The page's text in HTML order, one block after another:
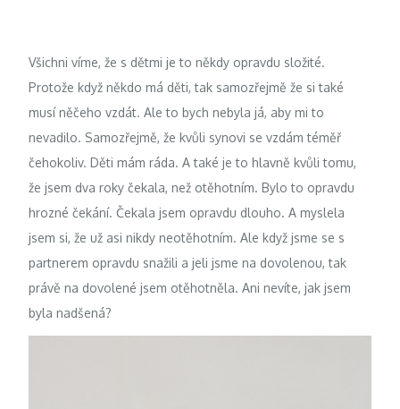
Všichni víme, že s dětmi je to někdy opravdu složité.
Protože když někdo má děti, tak samozřejmě že si také
musí něčeho vzdát. Ale to bych nebyla já, aby mi to
nevadilo. Samozřejmě, že kvůli synovi se vzdám téměř
čehokoliv. Děti mám ráda. A také je to hlavně kvůli tomu,
že jsem dva roky čekala, než otěhotním. Bylo to opravdu
hrozné čekání. Čekala jsem opravdu dlouho. A myslela
jsem si, že už asi nikdy neotěhotním. Ale když jsme se s
partnerem opravdu snažili a jeli jsme na dovolenou, tak
právě na dovolené jsem otěhotněla. Ani nevíte, jak jsem
byla nadšená?